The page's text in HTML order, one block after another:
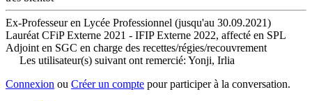
Ex-Professeur en Lycée Professionnel (jusqu'au 30.09.2021)
Lauréat CFiP Externe 2021 - IFIP Externe 2022, affecté en SPL
Adjoint en SGC en charge des recettes/régies/recouvrement
Les utilisateur(s) suivant ont remercié: Yonji, Irlia
Connexion ou Créer un compte pour participer à la conversation.